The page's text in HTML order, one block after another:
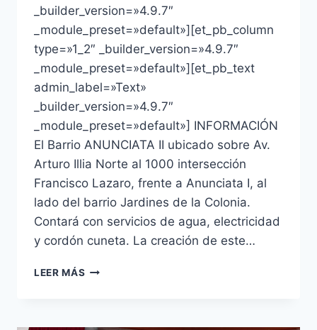
_builder_version=»4.9.7″
_module_preset=»default»][et_pb_column
type=»1_2″ _builder_version=»4.9.7″
_module_preset=»default»][et_pb_text
admin_label=»Text»
_builder_version=»4.9.7″
_module_preset=»default»] INFORMACIÓN
El Barrio ANUNCIATA II ubicado sobre Av.
Arturo Illia Norte al 1000 intersección
Francisco Lazaro, frente a Anunciata I, al
lado del barrio Jardines de la Colonia.
Contará con servicios de agua, electricidad
y cordón cuneta. La creación de este…
LEER MÁS